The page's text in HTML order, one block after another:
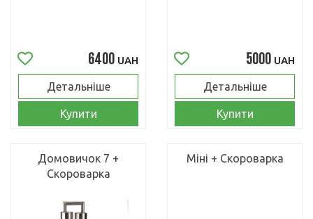
6400 UAH
Детальніше
Купити
5000 UAH
Детальніше
Купити
Домовичок 7 +
Скороварка
Міні + Скороварка